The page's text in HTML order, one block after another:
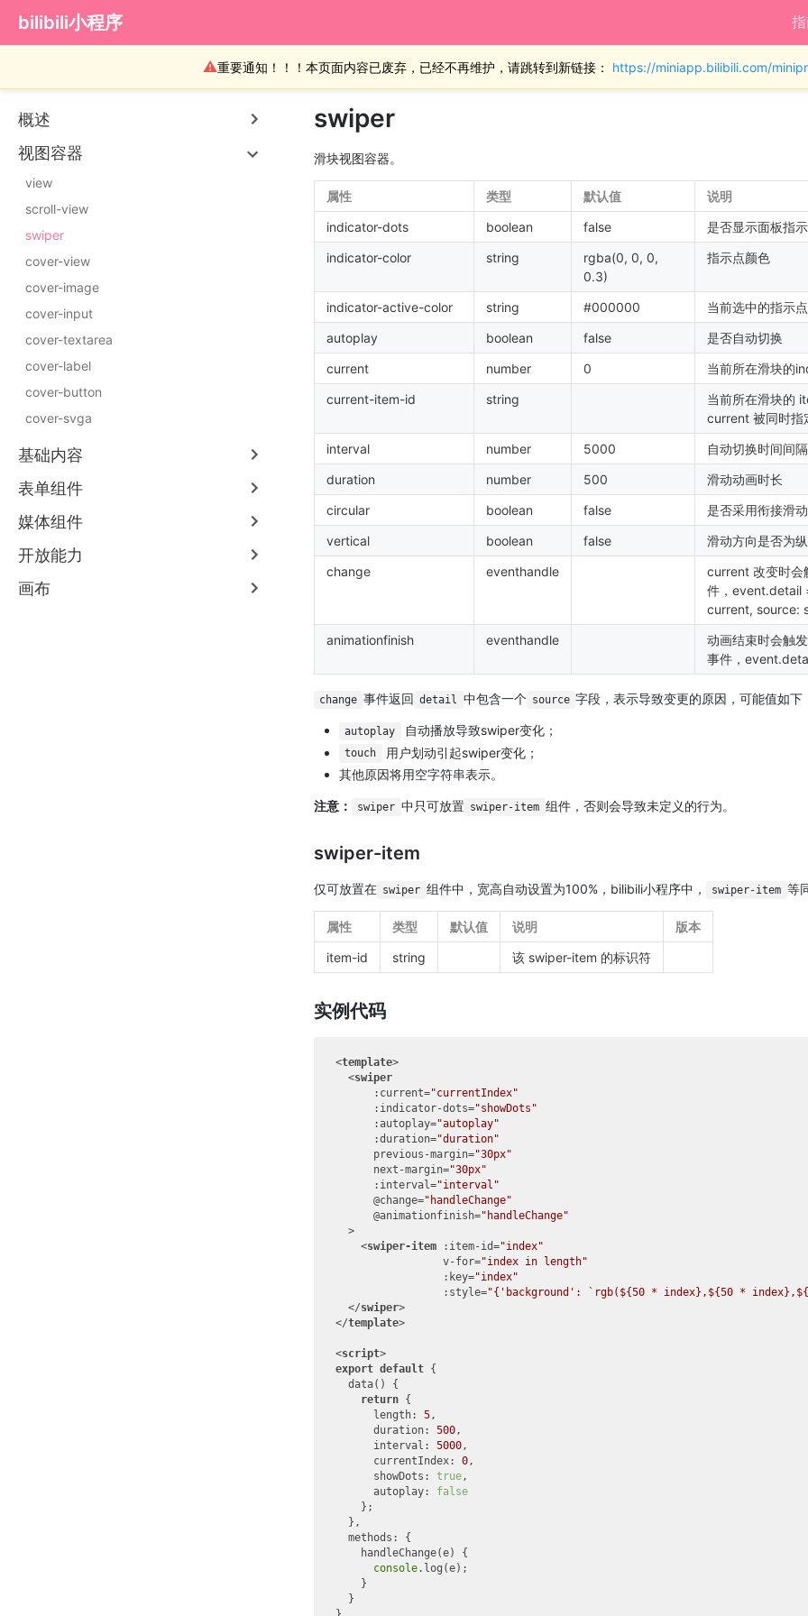
bilibili小程序
⚠重要通知！！！本页面内容已废弃，已经不再维护，请跳转到新链接： https://miniapp.bilibili.com/
概述
视图容器
view
scroll-view
swiper
cover-view
cover-image
cover-input
cover-textarea
cover-label
cover-button
cover-svga
基础内容
表单组件
媒体组件
开放能力
画布
swiper
滑块视图容器。
属性 类型 默认值 说明
indicator-dots
boolean false
是否显示面板指
indicator-color
string
rgba(0, 0, 0,
0.3)
指示点颜色
indicator-active-color string #000000
当前选中的指示
autoplay
boolean false
是否自动切换
current
number 0
当前所在滑块的
current-item-id
string
当前所在滑块的
current 被同时指
interval
number 5000
自动切换时间间隔
duration
number 500
滑动动画时长
circular
boolean false
是否采用衔接滑动
vertical
boolean false
滑动方向是否为
change
eventhandle
current 改变时会
件，event.detail
current, source:
animationfinish
eventhandle
动画结束时会触
事件，
change 事件返回 detail 中包含一个 source 字段，表示导致变更的原因，可能值如下
autoplay 自动播放导致swiper变化；
touch
用户划动引起swiper变化；
其他原因将用空字符串表示。
注意： swiper 中只可放置 swiper-item 组件，否则会导致未定义的行为。
swiper-item
仅可放置在 swiper 组件中，宽高自动设置为100%，bilibili小程序中， swiper-item 等
属性 类型 默认值 说明
版本
item-id
string 该 swiper-item 的标识符
实例代码
<template>
<swiper
:current="currentIndex"
:indicator-dots="showDots"
:autoplay="autoplay"
:duration="duration"
previous-margin="30px"
next-margin="30px"
:interval="interval"
      @
change="handleChange"
      @
animationfinish="handleChange"
  >
<swiper-item :item-id="index"
v-for="index in length"
:key="index"
:style="{'background': `rgb(${50 * index},${50 *
</swiper>
</template>
<script>
export default {
  data() {
return {
length: 5,
duration: 500,
interval : 5000,
currentIndex: 0,
showDots : true,
autoplay: false
    };
  },
methods : {
    handleChange(e) {
console.log(e);
    }
  }